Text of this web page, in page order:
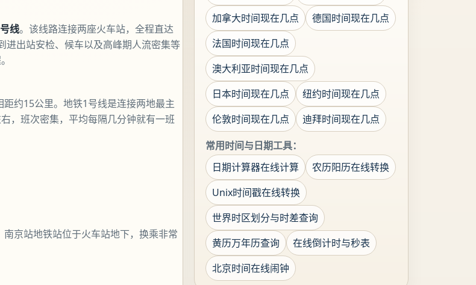
线。该线路连接两座火车站，全程直达
进出站安检、候车以及高峰期人流密集等
约15公里。地铁1号线是连接两地最主
，班次密集，平均每隔几分钟就有一班
京站地铁站位于火车站地下，换乘非常
加拿大时间现在几点
德国时间现在几点
法国时间现在几点
澳大利亚时间现在几点
日本时间现在几点
纽约时间现在几点
伦敦时间现在几点
迪拜时间现在几点
常用时间与日期工具：
日期计算器在线计算
农历阳历在线转换
Unix时间戳在线转换
世界时区划分与时差查询
黄历万年历查询
在线倒计时与秒表
北京时间在线闹钟